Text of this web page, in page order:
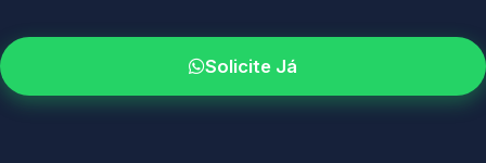
Fachada de Vidro
Solicite Já